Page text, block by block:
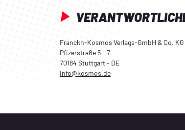
Franckh-Kosmos Verlags-GmbH & Co. KG
Pfizerstraße 5 - 7
70184 Stuttgart - DE
info@kosmos.de